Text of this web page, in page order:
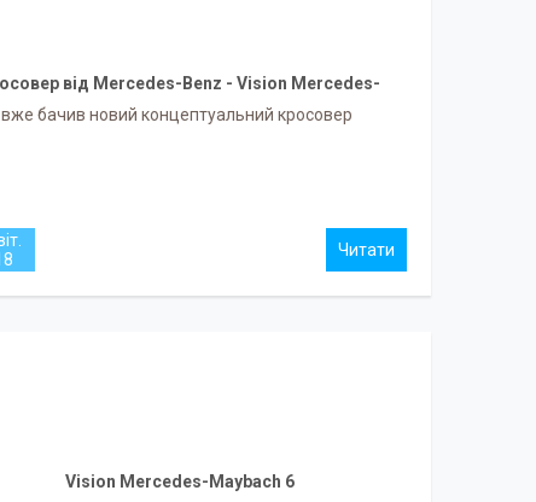
від Mercedes-Benz - Vision Mercedes-
Maybach Ultimate Luxury.
бачив новий концептуальний кросовер
Vision Mercedes-Maybach 6